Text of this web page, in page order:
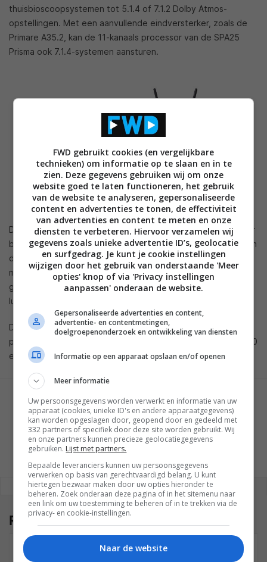
thuisbioscoopsystemen tot 5.1.4 of 7.1.2 Dolby Atmos-
opstellingen. Met een aanvullende eindversterker, zoals de
Primare A35.2, kan de 11-kanaals processor van de SPA25
Prisma ook 7.1.4-systemen aansturen.
De geïntegreerde ruimtecorrectie Dirac Live (daar moet voor
betaald worden) kan ook kritische ruimteakoestiek aanpakken
door, volgens de fabrikant, gebruik te maken van de
meegeleverde meetmicrofoon en tot 17 meetposities te
gebruiken om de eigenschappen van de aangesloten
luidsprekers en die van de ruimte te bepalen.
De Primare meerkanaals versterker SPA25 Prisma en AV-
processor SP25 Prisma zijn te koop voor respectievelijk 5.620
euro en 4.750 euro.
GESCHREVEN DOOR
MARTIJN CHEL
REAGEREN REACTIES (2)
Reacties(2)
FWD gebruikt cookies (en vergelijkbare
technieken) om informatie op te slaan en in te
zien. Deze gegevens gebruiken wij om onze
website goed te laten functioneren, het gebruik
van de website te analyseren, gepersonaliseerde
content en advertenties te tonen, de effectiviteit
van advertenties en content te meten en onze
diensten te verbeteren. Hiervoor verzamelen wij
gegevens zoals unieke advertentie ID’s, geolocatie
en surfgedrag. Je kunt je cookie instellingen
wijzigen door het gebruik van onderstaande 'Meer
opties' knop of via 'Privacy instellingen
aanpassen' onderaan de website.
Gepersonaliseerde advertenties en content,
advertentie- en contentmetingen,
doelgroepenonderzoek en ontwikkeling van diensten
Informatie op een apparaat opslaan en/of openen
Meer informatie
Uw persoonsgegevens worden verwerkt en informatie van uw
apparaat (cookies, unieke ID's en andere apparaatgegevens)
kan worden opgeslagen door, geopend door en gedeeld met
332 partners of specifiek door deze site worden gebruikt. Wij
en onze partners kunnen precieze geolocatiegegevens
gebruiken. Lijst met partners.
Bepaalde leveranciers kunnen uw persoonsgegevens
verwerken op basis van gerechtvaardigd belang. U kunt
hiertegen bezwaar maken door uw opties hieronder te
beheren. Zoek onderaan deze pagina of in het sitemenu naar
een link om uw toestemming te beheren of in te trekken via de
privacy- en cookie-instellingen.
Naar de website